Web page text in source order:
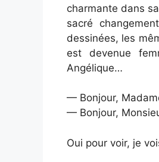
charmante dans
sacré
dessinées, les
est devenue
Angélique…
— Bonjour,
— Bonjour,
Oui pour voir, je